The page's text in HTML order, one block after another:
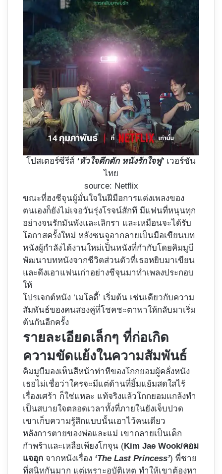
โปสเตอร์ซีรีส์ ‘หัวใจตึกตัก หนังรักใจฟู’ เวอร์ชัน
ไทย
source: Netflix
ขณะที่ฮงชีจุนผู้มั่นใจในฝีมือการแต่งเพลงของ
ตนเองก็ยังไม่เจอวันรุ่งโรจน์สักที มีแฟนที่หนุนทุก
อย่างจนรักมันพังและเลิกรา และเหมือนจะได้รับ
โอกาสครั้งใหม่ หลังซนจูอากลายเป็นมือเขียนบท
หนังผู้กำลังได้งานใหม่เป็นหนังที่กำกับโดยคิมมูบี
พัฒนาบทหนังจากชีวิตส่วนตัวที่เธอหยิบมาเขียน
และดึงเอาแฟนเก่าอย่างชีจุนมาทำเพลงประกอบ
ให้
โปรเจกต์หนัง ‘เมโลดี้’ เริ่มต้น เช่นเดียวกับความ
สัมพันธ์ของคนสองคู่ที่โชคชะตาพาให้กลับมาเริ่ม
ต้นกันอีกครั้ง
รายละเอียดเล็กๆ ที่ก่อเกิด
ความขัดแย้งในความสัมพันธ์
คิมมูบีมองเห็นสีหน้าท่าทีของโกกยอมผู้คลั่งหนัง
เธอไม่เชื่อว่าใครจะมีแต่ด้านที่ยิ้มแย้มสดใสไร้
เรื่องเศร้า ก็ใช่แหละ แท้จริงแล้วโกกยอมแกล้งทำ
เป็นสบายใจตลอดเวลาทั้งที่ภายในยังเจ็บปวด
เขาเก็บความรู้สึกแบบนั้นเอาไว้คนเดียว
หลังการตายของพ่อและแม่ เขากลายเป็นเด็ก
กำพร้าและเหลือเพียงโกจุน (Kim Jae Wook/คอม
แจอุก จากหนังเรื่อง ‘The Last Princess’) พี่ชาย
ที่สนิทกันมาก แต่เพราะอุบัติเหตุ ทำให้เขาต้องหา